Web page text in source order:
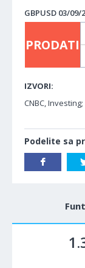
GBPUSD 03/
PRODATI
IZVORI:
CNBC, Investing;
Podelite sa